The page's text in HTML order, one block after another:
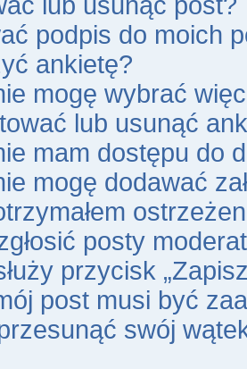
podpis do moich
ankietę?
mogę wybrać
lub usunąć
mam dostępu do
mogę dodawać
posty
przycisk
post musi być
swój